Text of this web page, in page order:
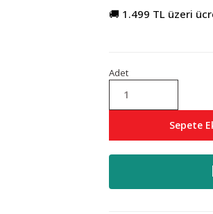
🚚 1.499 TL üzeri
Adet
Sepete